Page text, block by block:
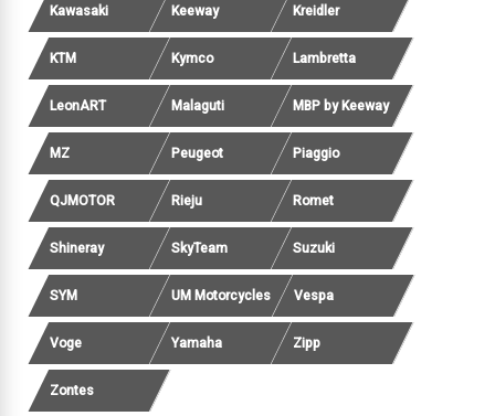
Kawasaki Keeway Kreidler
KTM Kymco Lambretta
LeonART Malaguti MBP by Keeway
MZ Peugeot Piaggio
QJMOTOR Rieju Romet
Shineray SkyTeam Suzuki
SYM UM Motorcycles Vespa
Voge Yamaha Zipp
Zontes